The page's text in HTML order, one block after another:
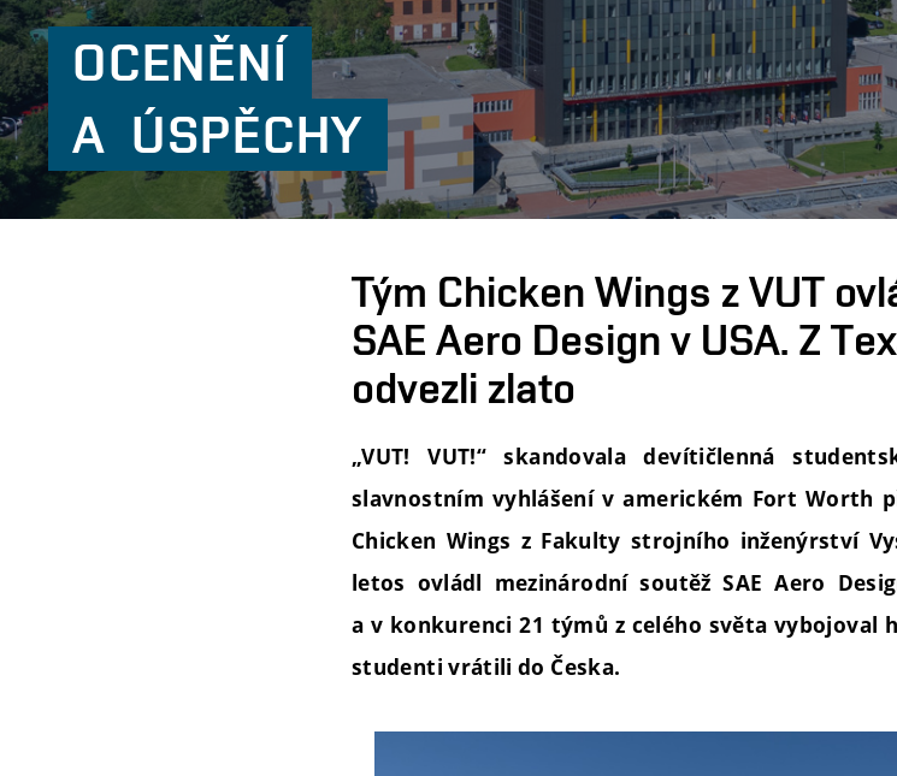
OCENĚNÍ
A ÚSPĚCHY
Tým Chicken Wings z VUT
SAE Aero Design v USA. Z
odvezli zlato
„VUT! VUT!“ skandovala devítičlenná
slavnostním vyhlášení v americkém Fort Worth
Chicken Wings z Fakulty strojního inženýrství
letos ovládl mezinárodní soutěž SAE Aero
a v konkurenci 21 týmů z celého světa vybojoval
studenti vrátili do Česka.